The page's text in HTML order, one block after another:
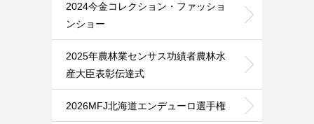
2024今金コレクション・ファッショ
ンショー
2025年農林業センサス功績者農林水
産大臣表彰伝達式
2026MFJ北海道エンデューロ選手権